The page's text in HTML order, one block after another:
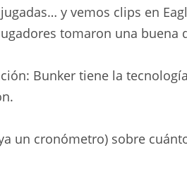
y vemos clips en
tomaron una buena
Bunker tiene la
un cronómetro) sobre